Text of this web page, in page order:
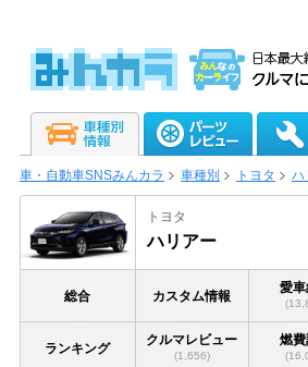
車・自動車SNSみんカラ 車種別 トヨタ ハ
トヨタ
ハリアー
総合 カスタム情報
愛
ランキング
クルマレビュー
(1,656)
燃